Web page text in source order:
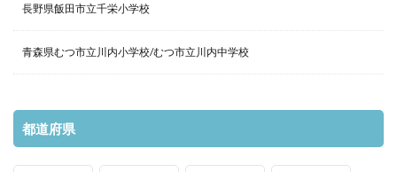
長野県飯田市立千栄小学校
青森県むつ市立川内小学校/むつ市立川内中学校
都道府県